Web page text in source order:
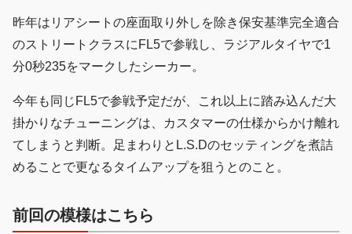
昨年はリアシートの座面取り外しを除き保安基準完全適合
のストリートクラスにFL5で参戦し、ラジアルタイヤで1
分0秒235をマークしたシーカー。
今年も同じFL5で参戦予定だが、これ以上に踏み込んだ大
掛かりなチューニングは、カスタマーの仕様からかけ離れ
てしまうと判断。足まわりとL.S.Dのセッティングを煮詰
めることで更なるタイムアップを狙うとのこと。
前回の模様はこちら